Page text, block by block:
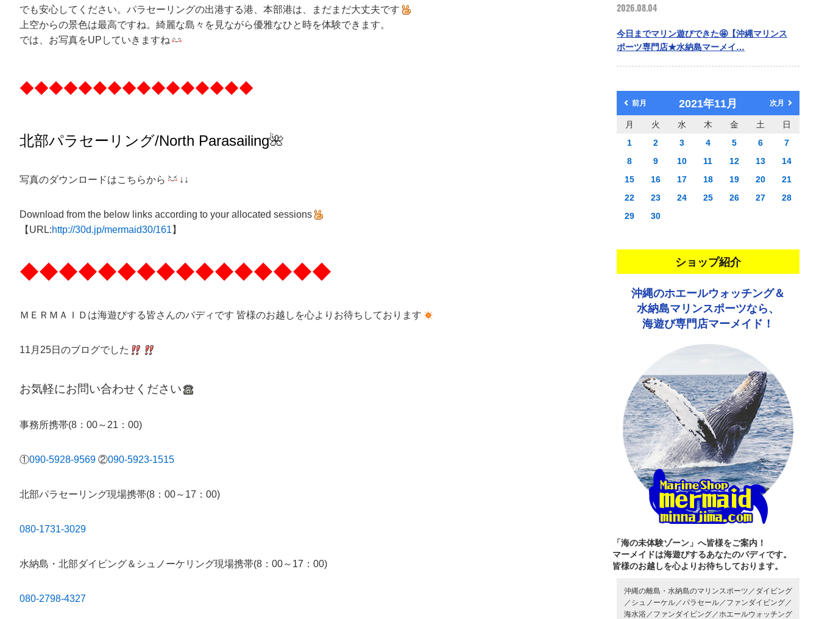
でも安心してください。パラセーリングの出港する港、本部港は、まだまだ大丈夫です
上空からの景色は最高ですね。綺麗な島々を見ながら優雅なひと時を体験できます。
では、お写真をUPしていきますね
◆◆◆◆◆◆◆◆◆◆◆◆◆◆◆◆
北部パラセーリング/North Parasailing🌺
写真のダウンロードはこちらから ↓↓
Download from the below links according to your allocated sessions
【URL:http://30d.jp/mermaid30/161 】
◆◆◆◆◆◆◆◆◆◆◆◆◆◆◆◆
ＭＥＲＭＡＩＤは海遊びする皆さんのバディです 皆様のお越しを心よりお待ちしております
11月25日のブログでした
お気軽にお問い合わせください
事務所携帯(8：00～21：00)
①090-5928-9569 ②090-5923-1515
北部パラセーリング現場携帯(8：00～17：00)
080-1731-3029
水納島・北部ダイビング＆シュノーケリング現場携帯(8：00～17：00)
080-2798-4327
2026.08.04
今日までマリン遊びできた🤩【沖縄マリンス
ポーツ専門店★水納島マーメイ…
前月 2021年11月 次月
月 火 水 木 金 土
日
1
2 3 4 5 6
7
8
9 10 11 12 13
14
15
16 17 18 19 20
21
22
23 24 25 26 27
28
29
30
ショップ紹介
沖縄のホエールウォッチング＆
水納島マリンスポーツなら、
海遊び専門店マーメイド！
「海の未体験ゾーン」へ皆様をご案内！
マーメイドは海遊びするあなたのバディです。
皆様のお越しを心よりお待ちしております。
沖縄の離島・水納島のマリンスポーツ／ ダイビング
／ シュノーケル／ パラセール／ ファンダイビング／
海水浴／ ファンダイビング／ ホエールウォッチング